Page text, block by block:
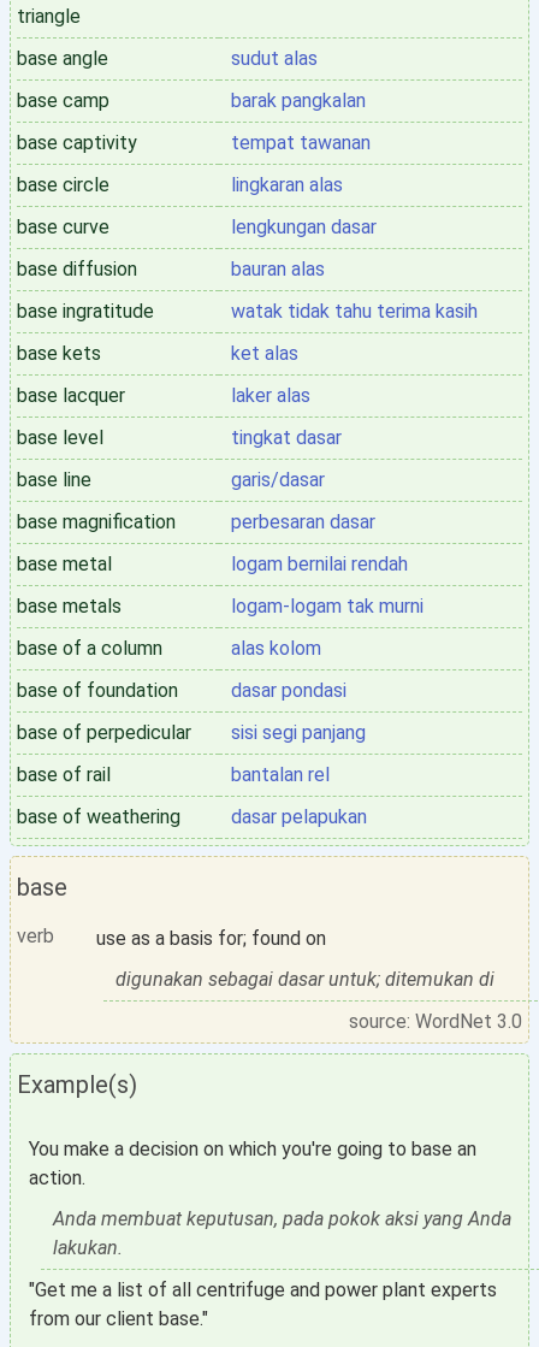
triangle
base angle
sudut alas
base camp
barak pangkalan
base captivity
tempat tawanan
base circle
lingkaran alas
base curve
lengkungan dasar
base diffusion
bauran alas
base ingratitude
watak tidak tahu terima kasih
base kets
ket alas
base lacquer
laker alas
base level
tingkat dasar
base line
garis/dasar
base magnification
perbesaran dasar
base metal
logam bernilai rendah
base metals
logam-logam tak murni
base of a column
alas kolom
base of foundation
dasar pondasi
base of perpedicular
sisi segi panjang
base of rail
bantalan rel
base of weathering
dasar pelapukan
base
verb
use as a basis for; found on
digunakan sebagai dasar untuk; ditemukan di
source: WordNet 3.0
Example(s)
You make a decision on which you're going to base an
action.
Anda membuat keputusan, pada pokok aksi yang Anda
lakukan.
"Get me a list of all centrifuge and power plant experts
from our client base."